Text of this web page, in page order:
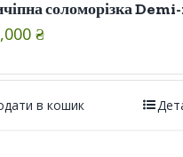
соломорізка
₴
в кошик